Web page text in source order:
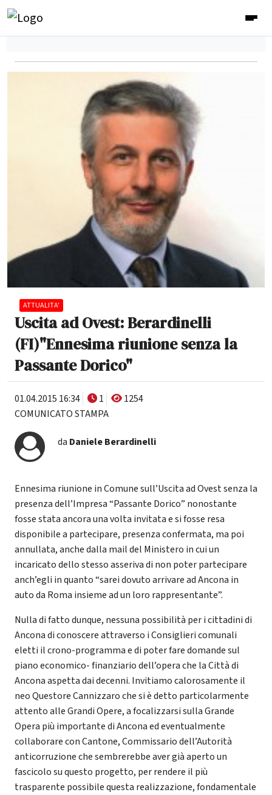
ATTUALITA'
Uscita ad Ovest: Berardinelli
(FI)"Ennesima riunione senza la
Passante Dorico"
01.04.2015 16:34 1
1254
COMUNICATO STAMPA
da Daniele Berardinelli
Ennesima riunione in Comune sull’Uscita ad Ovest senza la
presenza dell’Impresa “Passante Dorico” nonostante
fosse stata ancora una volta invitata e si fosse resa
disponibile a partecipare, presenza confermata, ma poi
annullata, anche dalla mail del Ministero in cui un
incaricato dello stesso asseriva di non poter partecipare
anch’egli in quanto “sarei dovuto arrivare ad Ancona in
auto da Roma insieme ad un loro rappresentante”.
Nulla di fatto dunque, nessuna possibilità per i cittadini di
Ancona di conoscere attraverso i Consiglieri comunali
eletti il crono-programma e di poter fare domande sul
piano economico- finanziario dell’opera che la Città di
Ancona aspetta dai decenni. Invitiamo calorosamente il
neo Questore Cannizzaro che si è detto particolarmente
attento alle Grandi Opere, a focalizzarsi sulla Grande
Opera più importante di Ancona ed eventualmente
collaborare con Cantone, Commissario dell’Autorità
anticorruzione che sembrerebbe aver già aperto un
fascicolo su questo progetto, per rendere il più
trasparente possibile questa realizzazione, fondamentale